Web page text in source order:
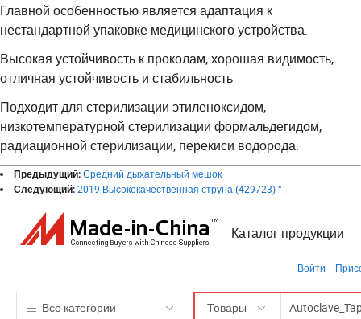
Главной особенностью является адаптация к
нестандартной упаковке медицинского устройства.
Высокая устойчивость к проколам, хорошая видимость,
отличная устойчивость и стабильность
Подходит для стерилизации этиленоксидом,
низкотемпературной стерилизации формальдегидом,
радиационной стерилизации, перекиси водорода.
Предыдущий: Средний дыхательный мешок
Следующий: 2019 Высококачественная струна (429723) “
Каталог продукции
Войти
Товары
Все категории